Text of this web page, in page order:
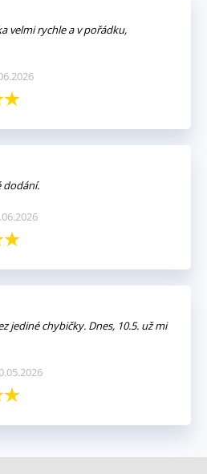
velmi rychle a v pořádku,
dodání.
jediné chybičky. Dnes, 10.5. už mi